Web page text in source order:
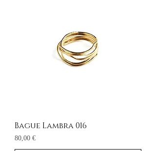
Bague Lambra 016
Prix
80,00 €